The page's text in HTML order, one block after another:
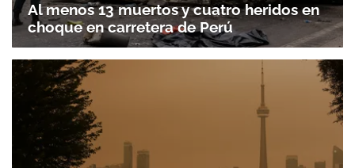
Gracias por suscribirte a nuestro boletín.
ACEPTAR
Al menos 13 muertos y cuatro heridos en
choque en carretera de Perú